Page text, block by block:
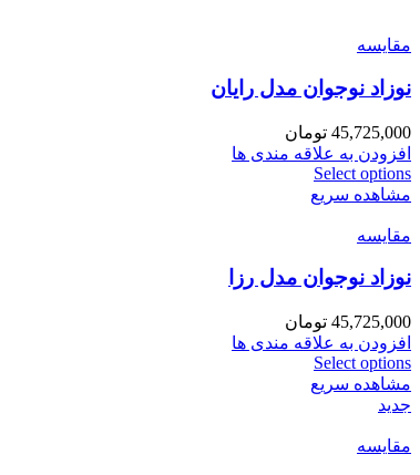
مقایسه
نوزاد نوجوان مدل رایان
45,725,000 تومان
افزودن به علاقه مندی ها
Select options
مشاهده سریع
مقایسه
نوزاد نوجوان مدل رزا
45,725,000 تومان
افزودن به علاقه مندی ها
Select options
مشاهده سریع
جدید
مقایسه